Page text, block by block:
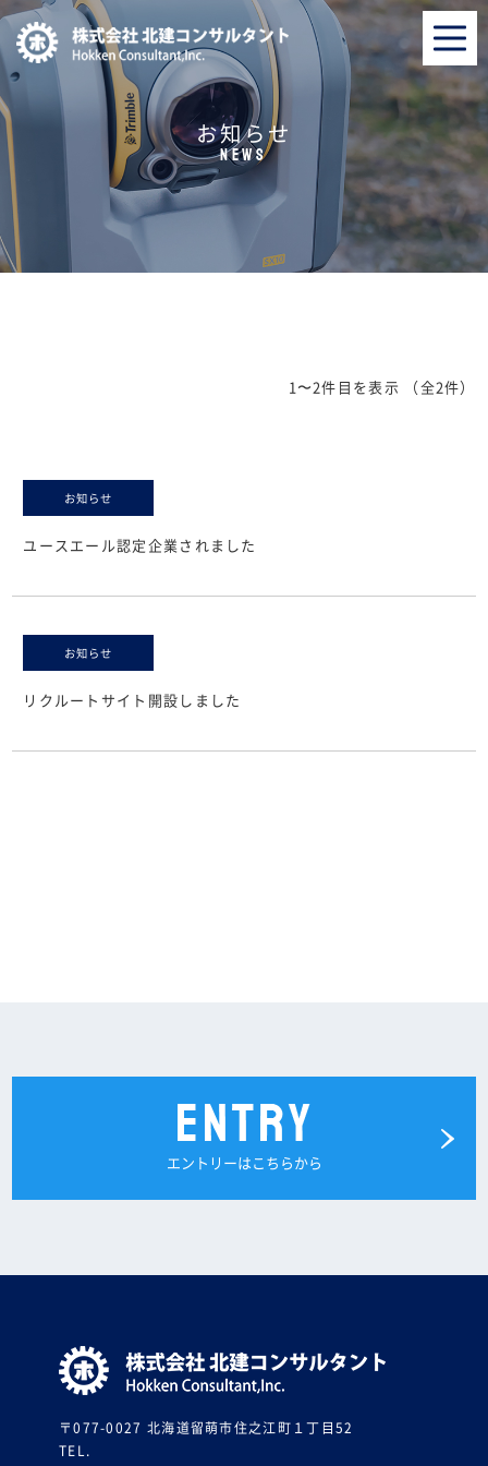
お知らせ
NEWS
1〜2件目を表示 （全2件）
お知らせ
ユースエール認定企業されました
お知らせ
リクルートサイト開設しました
エントリーはこちらから
〒077-0027 北海道留萌市住之江町１丁目52
TEL.